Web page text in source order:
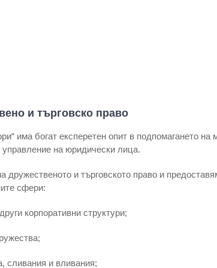
и търговско право
има богат експеретен опит в подпомагането на
на юридически лица.
и търговското право и
сфери:
корпоративни структури;
сливания и вливания;